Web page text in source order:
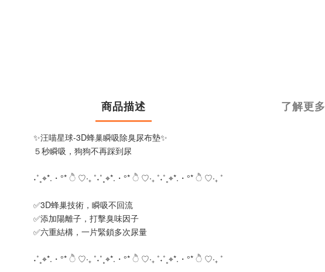
商品描述 了解更多
✨汪喵星球-3D蜂巢瞬吸除臭尿布墊✨
５秒瞬吸，狗狗不再踩到尿
˖˚˳⌖*.・°* ੈ ♡‧₊ ˚˖˚˳⌖*.・°* ੈ ♡‧₊ ˚˖˚˳⌖*.・°* ੈ ♡‧₊ ˚
✅3D蜂巢技術，瞬吸不回流
✅添加陽離子，打擊臭味因子
✅六重結構，一片緊鎖多次尿量
˖˚˳⌖*.・°* ੈ ♡‧₊ ˚˖˚˳⌖*.・°* ੈ ♡‧₊ ˚˖˚˳⌖*.・°* ੈ ♡‧₊ ˚